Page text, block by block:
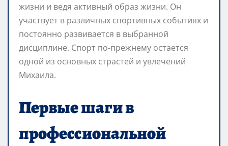
жизни и ведя активный образ жизни. Он
участвует в различных спортивных событиях и
постоянно развивается в выбранной
дисциплине. Спорт по-прежнему остается
одной из основных страстей и увлечений
Михаила.
Первые шаги в
профессиональной